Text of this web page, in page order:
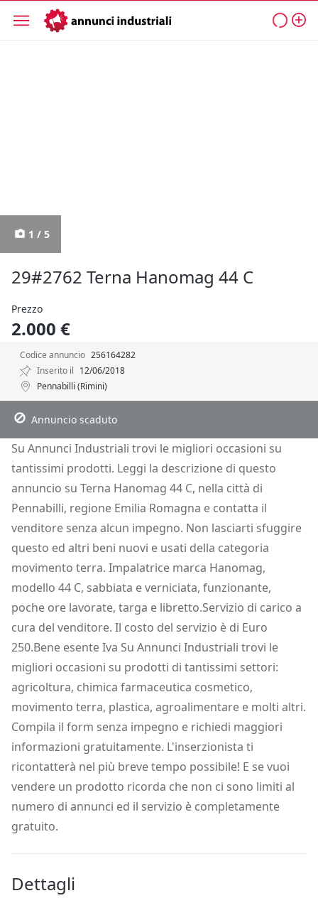
1 / 5
29#2762 Terna Hanomag 44 C
Prezzo
2.000 €
Codice annuncio 256164282
Inserito il 12/06/2018
Pennabilli (Rimini)
Descrizione
Dettagli Posizione Richiedi Info
Annuncio scaduto
Su Annunci Industriali trovi le migliori occasioni su
tantissimi prodotti. Leggi la descrizione di questo
annuncio su Terna Hanomag 44 C, nella città di
Pennabilli, regione Emilia Romagna e contatta il
venditore senza alcun impegno. Non lasciarti sfuggire
questo ed altri beni nuovi e usati della categoria
movimento terra. Impalatrice marca Hanomag,
modello 44 C, sabbiata e verniciata, funzionante,
poche ore lavorate, targa e libretto.Servizio di carico a
cura del venditore. Il costo del servizio è di Euro
250.Bene esente Iva Su Annunci Industriali trovi le
migliori occasioni su prodotti di tantissimi settori:
agricoltura, chimica farmaceutica cosmetico,
movimento terra, plastica, agroalimentare e molti altri.
Compila il form senza impegno e richiedi maggiori
informazioni gratuitamente. L'inserzionista ti
ricontatterà nel più breve tempo possibile! E se vuoi
vendere un prodotto ricorda che non ci sono limiti al
numero di annunci ed il servizio è completamente
gratuito.
Dettagli